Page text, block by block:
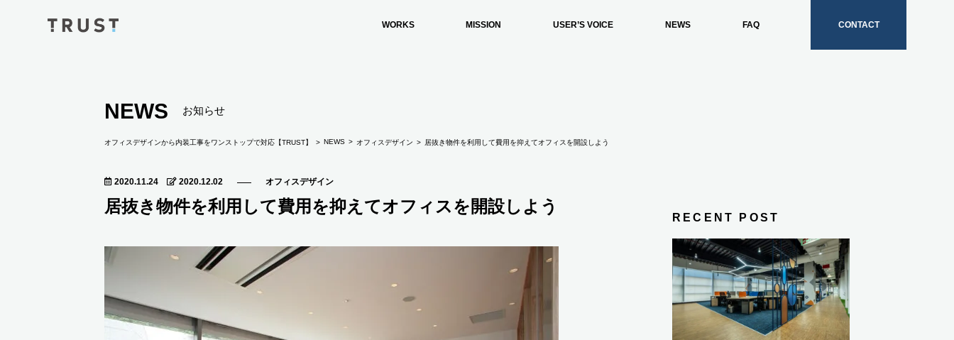
WORKS MISSION USER’S VOICE NEWS FAQ CONTACT
NEWS お知らせ
オフィスデザインから内装工事をワンストップで対応【TRUST】 NEWS オフィスデザイン 居抜き物件を利用して費用を抑えてオフィスを開設しよう
2020.11.24 2020.12.02 オフィスデザイン
居抜き物件を利用して費用を抑えてオフィスを開設しよう
RECENT POST